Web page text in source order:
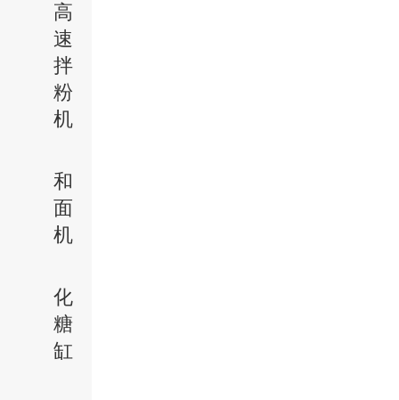
高
速
拌
粉
机
和
面
机
化
糖
缸